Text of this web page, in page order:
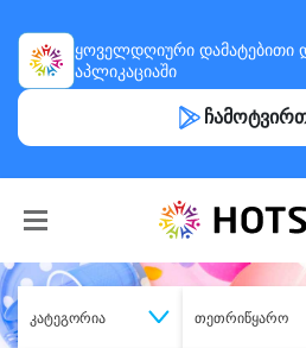
ყოველდღიური დამატებითი
აპლიკაციაში
კატეგორია თეთრიწყარო